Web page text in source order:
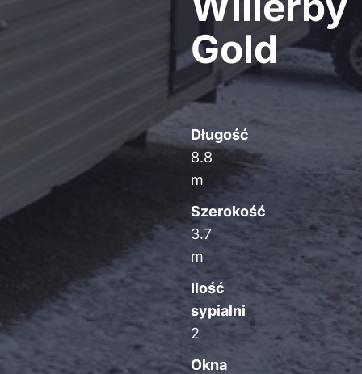
Gold
Długość
8.8
m
Szerokość
3.7
m
Ilość
sypialni
2
Okna